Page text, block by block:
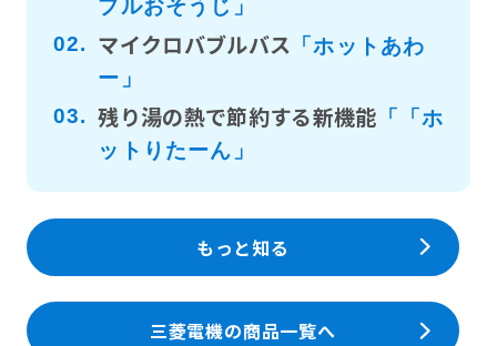
ブルおそうじ」
02.
マイクロバブルバス 「ホットあわ
ー」
03. 残り湯の熱で節約する新機能 「「ホ
ットりたーん」
もっと知る
三菱電機の商品一覧へ